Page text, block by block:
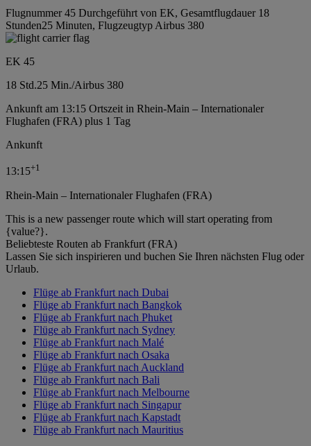
Flugnummer 45 Durchgeführt von EK, Gesamtflugdauer 18
Stunden25 Minuten, Flugzeugtyp Airbus 380
EK 45
18 Std.25 Min./Airbus 380
Ankunft am 13:15 Ortszeit in Rhein-Main – Internationaler
Flughafen (FRA) plus 1 Tag
Ankunft
13:15+1
Rhein-Main – Internationaler Flughafen (FRA)
This is a new passenger route which will start operating from
{value?}.
Beliebteste Routen ab Frankfurt (FRA)
Lassen Sie sich inspirieren und buchen Sie Ihren nächsten Flug oder
Urlaub.
Flüge ab Frankfurt nach Dubai
Flüge ab Frankfurt nach Bangkok
Flüge ab Frankfurt nach Phuket
Flüge ab Frankfurt nach Sydney
Flüge ab Frankfurt nach Malé
Flüge ab Frankfurt nach Osaka
Flüge ab Frankfurt nach Auckland
Flüge ab Frankfurt nach Bali
Flüge ab Frankfurt nach Melbourne
Flüge ab Frankfurt nach Singapur
Flüge ab Frankfurt nach Kapstadt
Flüge ab Frankfurt nach Mauritius